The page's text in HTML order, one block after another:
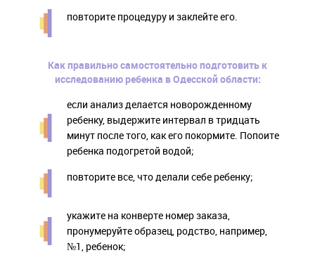
повторите процедуру и заклейте его.
Как правильно самостоятельно подготовить к
исследованию ребенка в Одесской области:
если анализ делается новорожденному
ребенку, выдержите интервал в тридцать
минут после того, как его покормите. Попоите
ребенка подогретой водой;
повторите все, что делали себе ребенку;
укажите на конверте номер заказа,
пронумеруйте образец, родство, например,
№1, ребенок;